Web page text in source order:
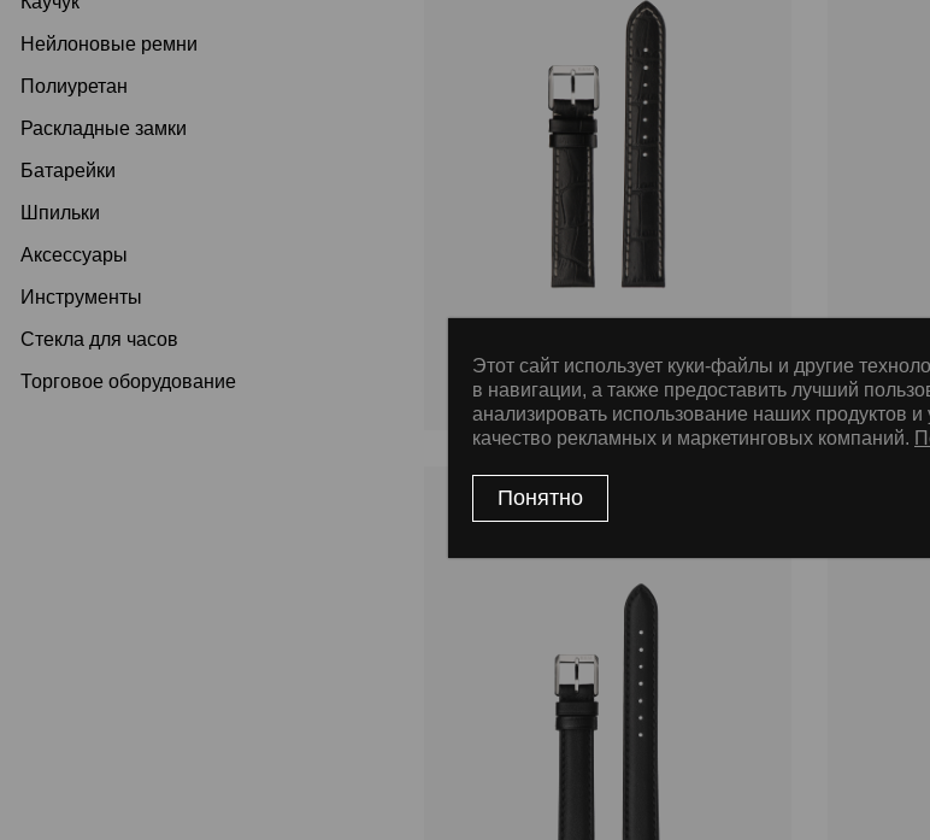
Нейлоновые ремни
Полиуретан
Раскладные замки
Батарейки
Шпильки
Аксессуары
Инструменты
Стекла для часов
Торговое оборудование Bennett&Murray
% АКЦИЯ
Этот сайт использует куки-файлы и другие
в навигации, а также предоставить лучший
анализировать использование наших продуктов и
качество рекламных и маркетинговых компаний.
Понятно